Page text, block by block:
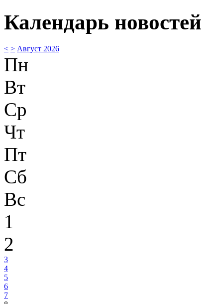
Календарь новостей
< > Август 2026
Пн
Вт
Ср
Чт
Пт
Сб
Вс
1
2
3
4
5
6
7